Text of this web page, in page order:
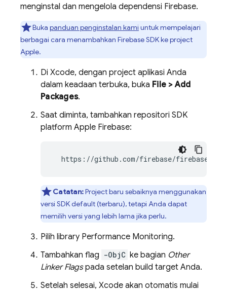
menginstal dan mengelola dependensi Firebase.
Buka panduan penginstalan kami untuk mempelajari
berbagai cara menambahkan Firebase SDK ke project
Apple.
Di Xcode, dengan project aplikasi Anda
dalam keadaan terbuka, buka File > Add
Packages.
Saat diminta, tambahkan repositori SDK
platform Apple Firebase:
https://github.com/firebase/firebase-
Catatan:Project baru sebaiknya menggunakan
versi SDK default (terbaru), tetapi Anda dapat
memilih versi yang lebih lama jika perlu.
Pilih library Performance Monitoring.
Tambahkan flag -ObjC ke bagian Other
Linker Flagspada setelan build target Anda.
Setelah selesai, Xcode akan otomatis mulai